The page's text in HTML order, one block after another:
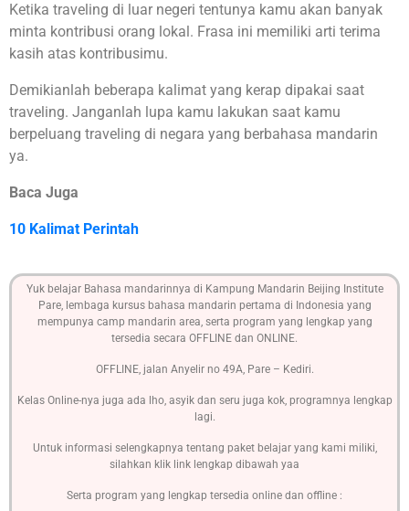
Ketika traveling di luar negeri tentunya kamu akan banyak
minta kontribusi orang lokal. Frasa ini memiliki arti terima
kasih atas kontribusimu.
Demikianlah beberapa kalimat yang kerap dipakai saat
traveling. Janganlah lupa kamu lakukan saat kamu
berpeluang traveling di negara yang berbahasa mandarin
ya.
Baca Juga
10 Kalimat Perintah
Yuk belajar Bahasa mandarinnya di Kampung Mandarin Beijing Institute
Pare, lembaga kursus bahasa mandarin pertama di Indonesia yang
mempunya camp mandarin area, serta program yang lengkap yang
tersedia secara OFFLINE dan ONLINE.
OFFLINE, jalan Anyelir no 49A, Pare – Kediri.
Kelas Online-nya juga ada lho, asyik dan seru juga kok, programnya lengkap
lagi.
Untuk informasi selengkapnya tentang paket belajar yang kami miliki,
silahkan klik link lengkap dibawah yaa
Serta program yang lengkap tersedia online dan offline :